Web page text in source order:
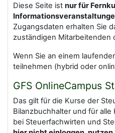
Diese Seite ist nur für
Zugangsdaten erhalten Sie
zuständigen Mitarbeitenden
Wenn Sie an einem
teilnehmen (hybrid oder
GFS OnlineCampus
Das gilt für die Kurse der
Bilanzbuchhalter und für alle
bei Steuerfachwirten und